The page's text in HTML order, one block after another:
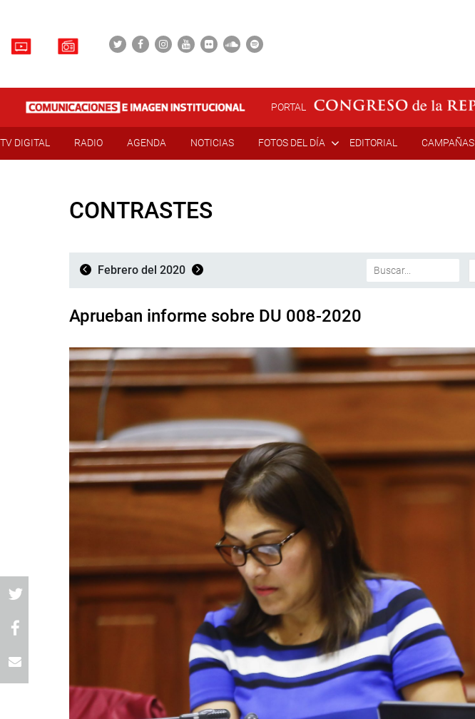
PORTAL
TV DIGITAL RADIO AGENDA NOTICIAS FOTOS DEL DÍA EDITORIAL CAMPAÑAS
CONTRASTES
Febrero del 2020
Aprueban informe sobre DU 008-2020